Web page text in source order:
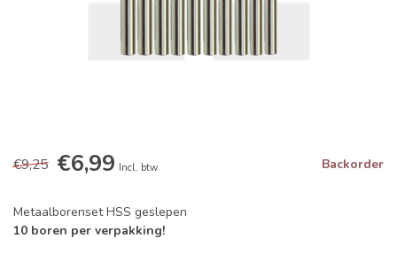
€9,25 €6,99 Incl. btw Backorder
Metaalborenset HSS geslepen
10 boren per verpakking!